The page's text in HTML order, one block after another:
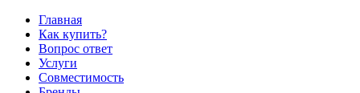
Главная
Как купить?
Вопрос ответ
Услуги
Совместимость